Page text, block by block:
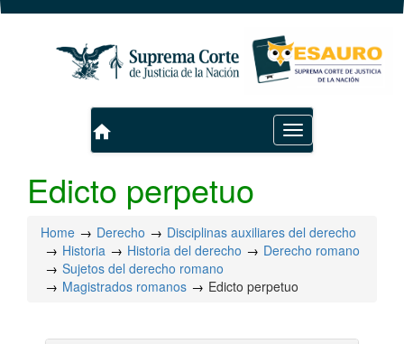
Toggle
navigation
home
Edicto perpetuo
Home Derecho
Disciplinas auxiliares del derecho
Historia
Historia del derecho
Derecho romano
Sujetos del derecho romano
Magistrados romanos
Edicto perpetuo